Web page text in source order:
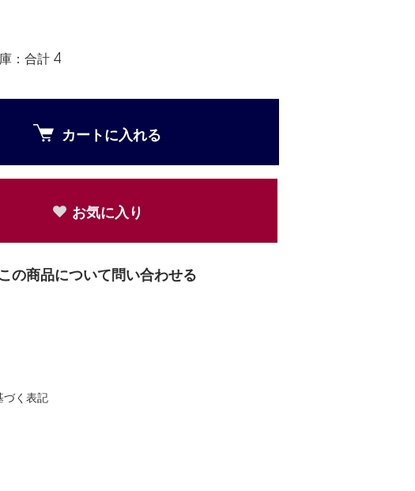
：合計 4
カートに入れる
お気に入り
この商品について問い合わせる
づく表記